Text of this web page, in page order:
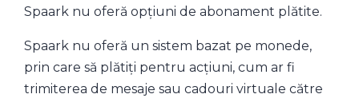
Spaark nu oferă opțiuni de abonament plătite.
Spaark nu oferă un sistem bazat pe monede,
prin care să plătiți pentru acțiuni, cum ar fi
trimiterea de mesaje sau cadouri virtuale către